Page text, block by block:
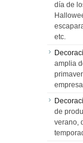
día de
etc.
amplia
de
verano,